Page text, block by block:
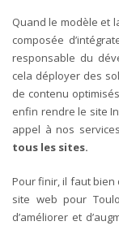
Quand le modèle et
composée
responsable du
cela déployer des
de contenu
enfin rendre le site
appel à nos
tous les sites.
Pour finir, il faut
site web pour
d’améliorer et